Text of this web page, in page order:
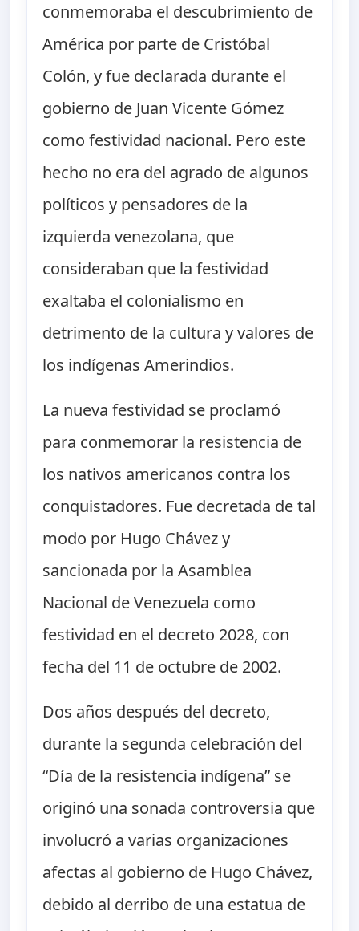
conmemoraba el descubrimiento de
América por parte de Cristóbal
Colón, y fue declarada durante el
gobierno de Juan Vicente Gómez
como festividad nacional. Pero este
hecho no era del agrado de algunos
políticos y pensadores de la
izquierda venezolana, que
consideraban que la festividad
exaltaba el colonialismo en
detrimento de la cultura y valores de
los indígenas Amerindios.
La nueva festividad se proclamó
para conmemorar la resistencia de
los nativos americanos contra los
conquistadores. Fue decretada de tal
modo por Hugo Chávez y
sancionada por la Asamblea
Nacional de Venezuela como
festividad en el decreto 2028, con
fecha del 11 de octubre de 2002.
Dos años después del decreto,
durante la segunda celebración del
“Día de la resistencia indígena” se
originó una sonada controversia que
involucró a varias organizaciones
afectas al gobierno de Hugo Chávez,
debido al derribo de una estatua de